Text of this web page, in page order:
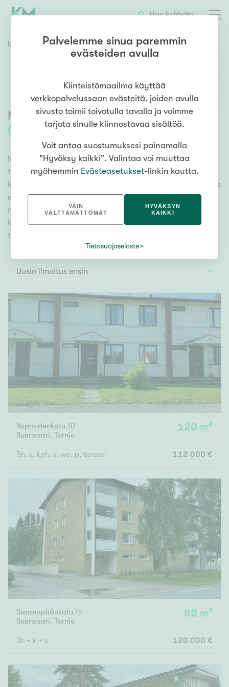
Hae kohteita
Myyntikohteet
1h 2h 3h 4h 5h+
Asuntotyyppi
Kerros-/luhtitalo
Rivitalo/paritalo
Omakoti-/erillistalo
Maa- tai metsätila
Vapaa-ajan asunto
Muut
Hinta
000 €
Pinta-ala
Rakennusvuosi
Uudiskohteet
Vain uudiskohteet Ei uudiskohteita
Arvokohteet
Vain arvokohteet
Lisää hakuehtoja
Myytävät asunnot Tornio Suensaari
(
Meiltä löydät myytävät asunnot Tornio Suensaari, oli
tarpeesi mikä vain! Tuhansien kohteiden ja satojen
kiinteistönvälittäjien verkostomme auttaa sinua kenties
elämäsi tärkeimmässä päätöksessä. Katso alta kaikki
myytävät asunnot Tornio Suensaari. Hyödynnä myös
kätevää hakutyökaluamme, jonka avulla löydät omien
toiveidesi mukaisen kodin.
Uusin ilmoitus ensin
Vapaudenkatu 10
Suensaari, Tornio
120 m²
5h, k, kph, s, wc, p, terassi 112 000 €
Saarenpäänkatu 14
Suensaari, Tornio
82 m²
3h + k + s 120 000 €
Palvelemme sinua paremmin
evästeiden avulla
Kiinteistömaailma käyttää
verkkopalvelussaan evästeitä, joiden avulla
sivusto toimii toivotulla tavalla ja voimme
tarjota sinulle kiinnostavaa sisältöä.
Voit antaa suostumuksesi painamalla
"Hyväksy kaikki". Valintaa voi muuttaa
myöhemmin Evästeasetukset-linkin kautta.
VAIN
VÄLTTÄMÄTTÖMÄT
HYVÄKSYN
KAIKKI
Tietosuojaseloste